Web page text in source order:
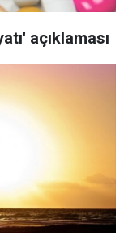
açıklaması